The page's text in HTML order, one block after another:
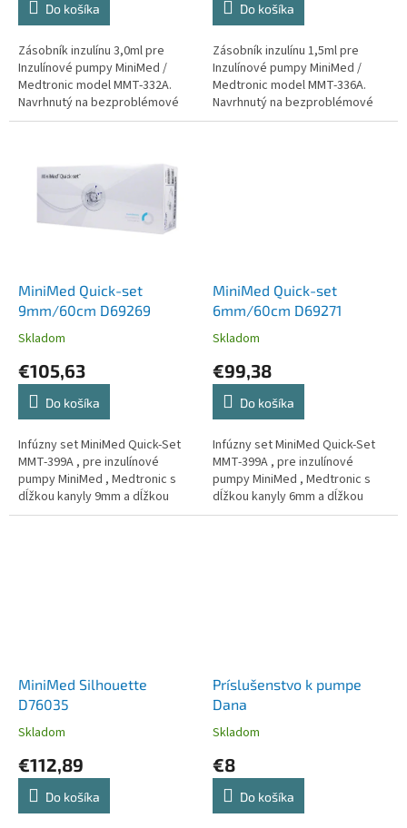
Do košíka
Zásobník inzulínu 3,0ml pre
Inzulínové pumpy MiniMed /
Medtronic model MMT-332A.
Navrhnutý na bezproblémové
napĺňanie, kontrolu hladiny
Do košíka
Zásobník inzulínu 1,5ml pre
Inzulínové pumpy MiniMed /
Medtronic model MMT-336A.
Navrhnutý na bezproblémové
napĺňanie, kontrolu hladiny
MiniMed Quick-set
9mm/60cm D69269
Skladom
€105,63
Do košíka
Infúzny set MiniMed Quick-Set
MMT-399A , pre inzulínové
pumpy MiniMed , Medtronic s
dĺžkou kanyly 9mm a dĺžkou
hadičky 60cm.
MiniMed Quick-set
6mm/60cm D69271
Skladom
€99,38
Do košíka
Infúzny set MiniMed Quick-Set
MMT-399A , pre inzulínové
pumpy MiniMed , Medtronic s
dĺžkou kanyly 6mm a dĺžkou
hadičky 60cm.
MiniMed Silhouette
D76035
Skladom
€112,89
Do košíka
Príslušenstvo k pumpe
Dana
Skladom
€8
Do košíka